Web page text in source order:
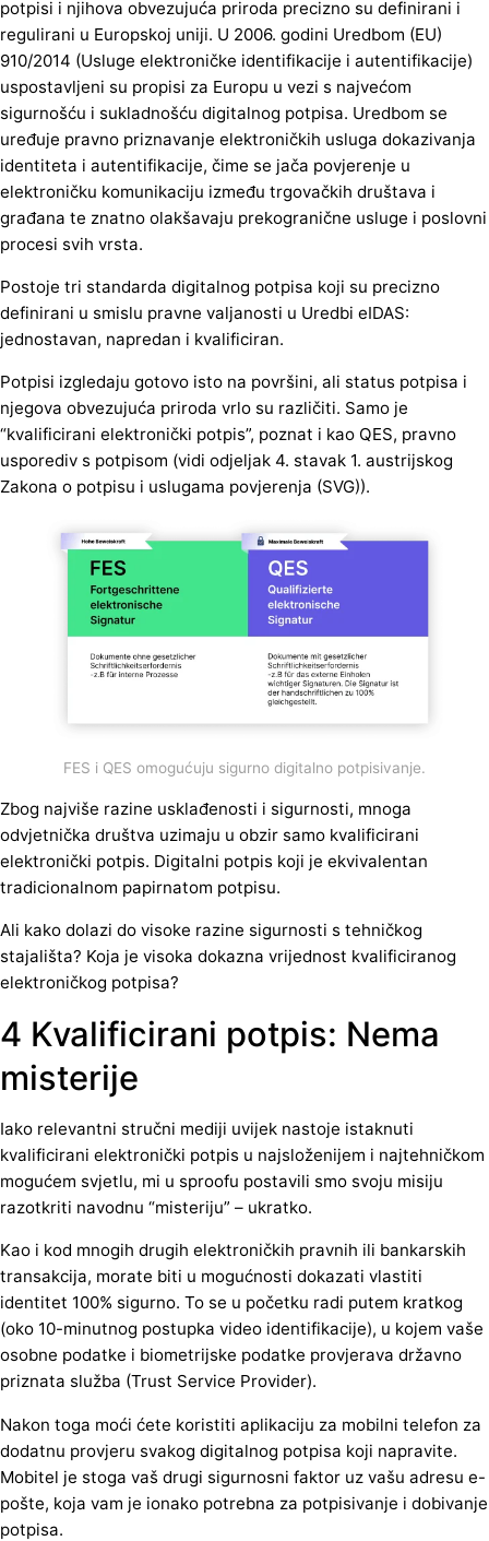
potpisi i njihova obvezujuća priroda precizno su definirani i
regulirani u Europskoj uniji. U 2006. godini Uredbom (EU)
910/2014 (Usluge elektroničke identifikacije i autentifikacije)
uspostavljeni su propisi za Europu u vezi s najvećom
sigurnošću i sukladnošću digitalnog potpisa. Uredbom se
uređuje pravno priznavanje elektroničkih usluga dokazivanja
identiteta i autentifikacije, čime se jača povjerenje u
elektroničku komunikaciju između trgovačkih društava i
građana te znatno olakšavaju prekogranične usluge i poslovni
procesi svih vrsta.
Postoje tri standarda digitalnog potpisa koji su precizno
definirani u smislu pravne valjanosti u Uredbi eIDAS:
jednostavan, napredan i kvalificiran.
Potpisi izgledaju gotovo isto na površini, ali status potpisa i
njegova obvezujuća priroda vrlo su različiti. Samo je
“kvalificirani elektronički potpis”, poznat i kao QES, pravno
usporediv s potpisom (vidi odjeljak 4. stavak 1. austrijskog
Zakona o potpisu i uslugama povjerenja (SVG)).
FES i QES omogućuju sigurno digitalno potpisivanje.
Zbog najviše razine usklađenosti i sigurnosti, mnoga
odvjetnička društva uzimaju u obzir samo kvalificirani
elektronički potpis. Digitalni potpis koji je ekvivalentan
tradicionalnom papirnatom potpisu.
Ali kako dolazi do visoke razine sigurnosti s tehničkog
stajališta? Koja je visoka dokazna vrijednost kvalificiranog
elektroničkog potpisa?
4 Kvalificirani potpis: Nema
misterije
Iako relevantni stručni mediji uvijek nastoje istaknuti
kvalificirani elektronički potpis u najsloženijem i najtehničkom
mogućem svjetlu, mi u sproofu postavili smo svoju misiju
razotkriti navodnu “misteriju” – ukratko.
Kao i kod mnogih drugih elektroničkih pravnih ili bankarskih
transakcija, morate biti u mogućnosti dokazati vlastiti
identitet 100% sigurno. To se u početku radi putem kratkog
(oko 10-minutnog postupka video identifikacije), u kojem vaše
osobne podatke i biometrijske podatke provjerava državno
priznata služba (Trust Service Provider).
Nakon toga moći ćete koristiti aplikaciju za mobilni telefon za
dodatnu provjeru svakog digitalnog potpisa koji napravite.
Mobitel je stoga vaš drugi sigurnosni faktor uz vašu adresu e-
pošte, koja vam je ionako potrebna za potpisivanje i dobivanje
potpisa.